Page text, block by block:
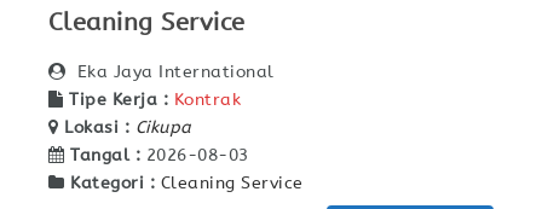
Cleaning Service
Eka Jaya International
Tipe Kerja : Kontrak
Lokasi : Cikupa
Tangal : 2026-08-03
Kategori : Cleaning Service